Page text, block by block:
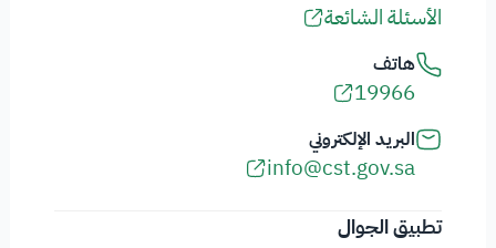
الأسئلة الشائعة
هاتف
19966
البريد الإلكتروني
info@cst.gov.sa
تطبيق الجوال